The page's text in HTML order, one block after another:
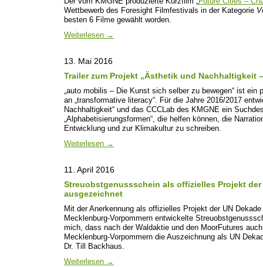
Wettbewerb des Foresight Filmfestivals in der Kategorie
besten 6 Filme gewählt worden.
Weiterlesen →
13. Mai 2016
Trailer zum Projekt „Ästhetik und Nachhaltigkeit
„auto mobilis – Die Kunst sich selber zu bewegen“ ist ein
an „transformative literacy“. Für die Jahre 2016/2017
Nachhaltigkeit“ und das CCCLab des KMGNE ein
„Alphabetisierungsformen“, die helfen können, die
Entwicklung und zur Klimakultur zu schreiben.
Weiterlesen →
11. April 2016
Streuobstgenussschein als offizielles Projekt
ausgezeichnet
Mit der Anerkennung als offizielles Projekt der UN
Mecklenburg-Vorpommern entwickelte
mich, dass nach der Waldaktie und den MoorFutures
Mecklenburg-Vorpommern die Auszeichnung als UN
Dr. Till Backhaus.
Weiterlesen →